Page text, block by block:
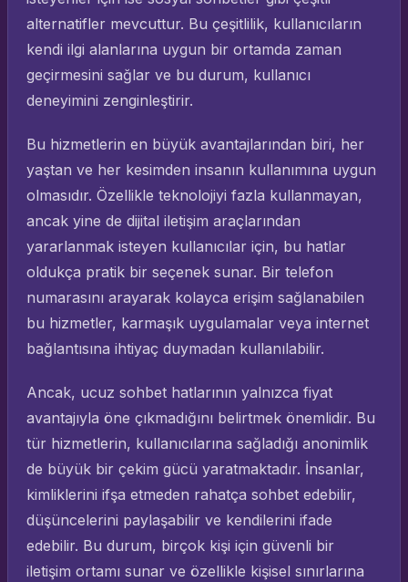
alternatifler mevcuttur. Bu çeşitlilik, kullanıcıların
kendi ilgi alanlarına uygun bir ortamda zaman
geçirmesini sağlar ve bu durum, kullanıcı
deneyimini zenginleştirir.
Bu hizmetlerin en büyük avantajlarından biri, her
yaştan ve her kesimden insanın kullanımına uygun
olmasıdır. Özellikle teknolojiyi fazla kullanmayan,
ancak yine de dijital iletişim araçlarından
yararlanmak isteyen kullanıcılar için, bu hatlar
oldukça pratik bir seçenek sunar. Bir telefon
numarasını arayarak kolayca erişim sağlanabilen
bu hizmetler, karmaşık uygulamalar veya internet
bağlantısına ihtiyaç duymadan kullanılabilir.
Ancak, ucuz sohbet hatlarının yalnızca fiyat
avantajıyla öne çıkmadığını belirtmek önemlidir. Bu
tür hizmetlerin, kullanıcılarına sağladığı anonimlik
de büyük bir çekim gücü yaratmaktadır. İnsanlar,
kimliklerini ifşa etmeden rahatça sohbet edebilir,
düşüncelerini paylaşabilir ve kendilerini ifade
edebilir. Bu durum, birçok kişi için güvenli bir
iletişim ortamı sunar ve özellikle kişisel sınırlarına